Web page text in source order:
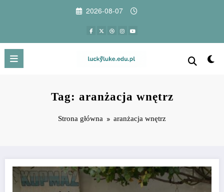
2026-08-07
Tag: aranżacja wnętrz
Strona główna aranżacja wnętrz